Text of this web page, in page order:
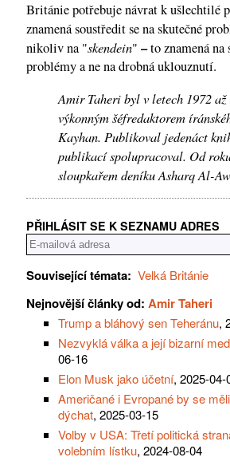
Británie potřebuje návrat k ušlechtilé
znamená soustředit se na skutečné
nikoliv na "skendein" –to znamená na
problémy a ne na drobná uklouznutí.
Amir Taheri byl v letech 1972 až
výkonným šéfredaktorem
Kayhan. Publikoval jedenáct
publikací spolupracoval. Od
sloupkařem deníku Asharq Al-
PŘIHLÁSIT SE K SEZNAMU ADRES
Související témata: Velká Británie
Nejnovější články od: Amir Taheri
Trump a bláhový sen Teheránu,
Nezvyklá válka a její bizarní
06-16
Elon Musk jako účetní, 2025-04-
Američané i Evropané by se
dýchat, 2025-03-15
Volby v USA: Třetí politická
volebním lístku, 2024-08-04